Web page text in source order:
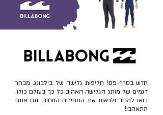
חדש בסרף-פס! חליפות גלישה של בילבונג. מבחר
דגמים של מותג הגלישה האהוב כל כך בעולם כולו.
בואו למדוד ולראות את המחירים הנוחים, וגם אתם
תתאהבו!